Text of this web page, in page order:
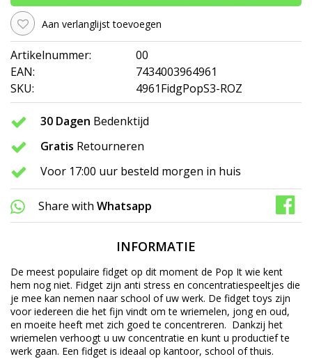
Aan verlanglijst toevoegen
Artikelnummer:
00
EAN:
7434003964961
SKU:
4961FidgPopS3-ROZ
30 Dagen Bedenktijd
Gratis Retourneren
Voor 17:00 uur besteld morgen in huis
Share with Whatsapp
INFORMATIE
De meest populaire fidget op dit moment de Pop It wie kent
hem nog niet. Fidget zijn anti stress en concentratiespeeltjes die
je mee kan nemen naar school of uw werk. De fidget toys zijn
voor iedereen die het fijn vindt om te wriemelen, jong en oud,
en moeite heeft met zich goed te concentreren. Dankzij het
wriemelen verhoogt u uw concentratie en kunt u productief te
werk gaan. Een fidget is ideaal op kantoor, school of thuis.